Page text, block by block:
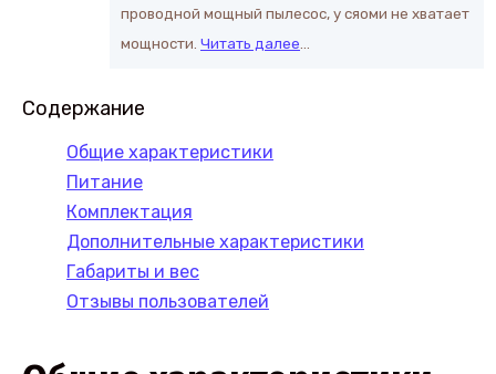
проводной мощный пылесос, у сяоми не хватает
мощности. Читать далее…
Содержание
Общие характеристики
Питание
Комплектация
Дополнительные характеристики
Габариты и вес
Отзывы пользователей